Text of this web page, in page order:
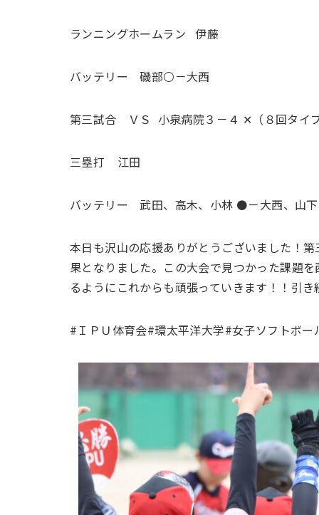
ランニングホームラン 伊藤
バッテリー 磯部⚪️－大西
第三試合 ＶＳ 小泉病院３－４ ‪✕（８回タイ
三塁打 江田
バッテリー 武田、高木、小林 ⚫️－大西、山
本日も沢山の応援ありがとうございました！
果となりました。この大会で見つかった課題
るようにこれからも頑張っていきます！！引
#ＩＰＵ体育会#環太平洋大学#女子ソフトボー